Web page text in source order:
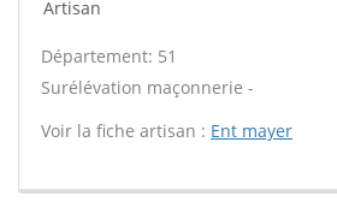
Artisan
Département: 51
Surélévation maçonnerie -
Voir la fiche artisan : Ent mayer